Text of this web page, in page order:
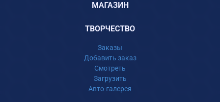
МАГАЗИН
ТВОРЧЕСТВО
Заказы
Добавить заказ
Смотреть
Загрузить
Авто-галерея